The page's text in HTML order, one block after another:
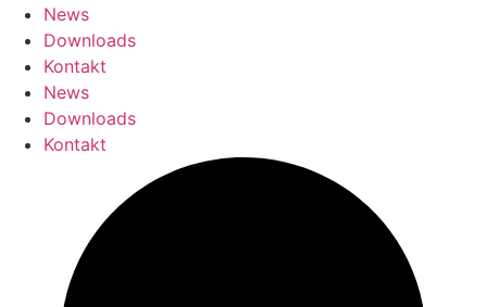
News
Downloads
Kontakt
News
Downloads
Kontakt